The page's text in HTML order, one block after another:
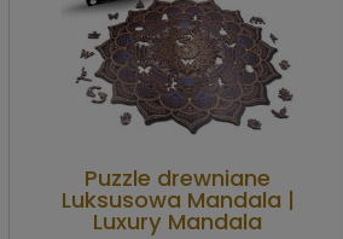
Puzzle drewniane
Luksusowa Mandala |
Luxury Mandala